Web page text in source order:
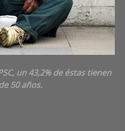
un 43,2% de éstas tienen
50 años.